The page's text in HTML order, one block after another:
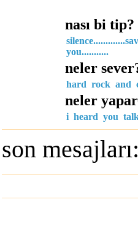
nası bi tip?
you...........
neler
hard rock and
neler
i heard you
son mesajları: